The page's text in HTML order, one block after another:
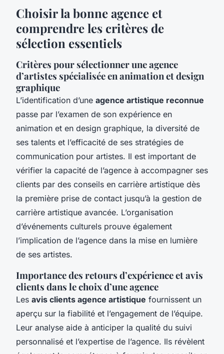
Choisir la bonne agence et
comprendre les critères de
sélection essentiels
Critères pour sélectionner une agence
d’artistes spécialisée en animation et design
graphique
L’identification d’une agence artistique reconnue
passe par l’examen de son expérience en
animation et en design graphique, la diversité de
ses talents et l’efficacité de ses stratégies de
communication pour artistes. Il est important de
vérifier la capacité de l’agence à accompagner ses
clients par des conseils en carrière artistique dès
la première prise de contact jusqu’à la gestion de
carrière artistique avancée. L’organisation
d’événements culturels prouve également
l’implication de l’agence dans la mise en lumière
de ses artistes.
Importance des retours d’expérience et avis
clients dans le choix d’une agence
Les avis clients agence artistique fournissent un
aperçu sur la fiabilité et l’engagement de l’équipe.
Leur analyse aide à anticiper la qualité du suivi
personnalisé et l’expertise de l’agence. Ils révèlent